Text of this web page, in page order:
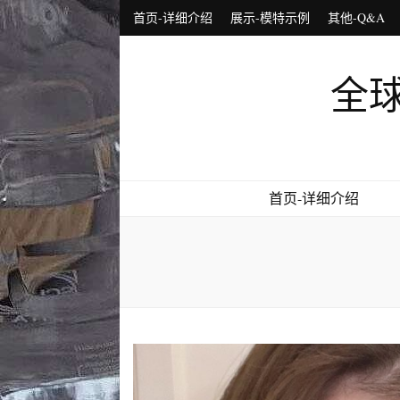
首页-详细介绍 展示-模特示例 其他-Q&A
全
首页-详细介绍